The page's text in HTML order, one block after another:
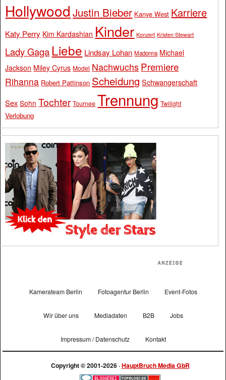
Hollywood Justin Bieber Kanye West Karriere
Katy Perry Kim Kardashian Kinder Konzert Kristen Stewart
Lady Gaga Liebe Lindsay Lohan Madonna Michael
Jackson Miley Cyrus Model Nachwuchs Premiere
Rihanna Robert Pattinson Scheidung Schwangerschaft
Sex Sohn Tochter Tournee Trennung Twilight
Verlobung
Kamerateam Berlin Fotoagentur Berlin Event-Fotos
Wir über uns Mediadaten B2B Jobs
Impressum / Datenschutz Kontakt
Copyright © 2001-2026 ·HauptBruch Media GbR